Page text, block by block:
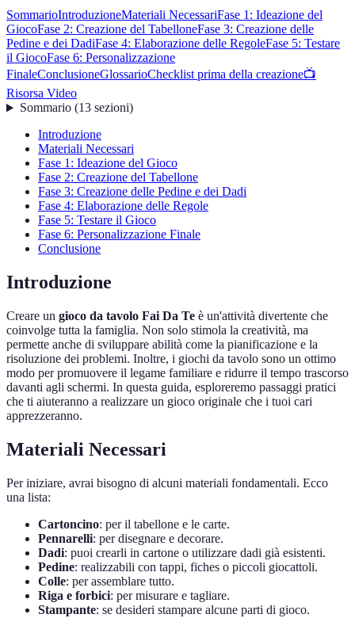
SommarioIntroduzioneMateriali NecessariFase 1: Ideazione del
GiocoFase 2: Creazione del TabelloneFase 3: Creazione delle
Pedine e dei DadiFase 4: Elaborazione delle RegoleFase 5: Testare
il GiocoFase 6: Personalizzazione
FinaleConclusioneGlossarioChecklist prima della creazione📺
Risorsa Video
Sommario(13 sezioni)
Introduzione
Materiali Necessari
Fase 1: Ideazione del Gioco
Fase 2: Creazione del Tabellone
Fase 3: Creazione delle Pedine e dei Dadi
Fase 4: Elaborazione delle Regole
Fase 5: Testare il Gioco
Fase 6: Personalizzazione Finale
Conclusione
Introduzione
Creare un gioco da tavolo Fai Da Te è un'attività divertente che
coinvolge tutta la famiglia. Non solo stimola la creatività, ma
permette anche di sviluppare abilità come la pianificazione e la
risoluzione dei problemi. Inoltre, i giochi da tavolo sono un ottimo
modo per promuovere il legame familiare e ridurre il tempo trascorso
davanti agli schermi. In questa guida, esploreremo passaggi pratici
che ti aiuteranno a realizzare un gioco originale che i tuoi cari
apprezzeranno.
Materiali Necessari
Per iniziare, avrai bisogno di alcuni materiali fondamentali. Ecco
una lista:
Cartoncino: per il tabellone e le carte.
Pennarelli: per disegnare e decorare.
Dadi: puoi crearli in cartone o utilizzare dadi già esistenti.
Pedine: realizzabili con tappi, fiches o piccoli giocattoli.
Colle: per assemblare tutto.
Riga e forbici: per misurare e tagliare.
Stampante: se desideri stampare alcune parti di gioco.